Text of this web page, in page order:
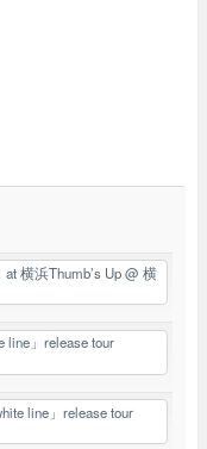
横浜Thumb’s Up@ 横
line」release tour
line」release tour